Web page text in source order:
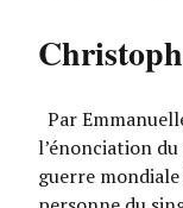
Par
l’énonciation
guerre